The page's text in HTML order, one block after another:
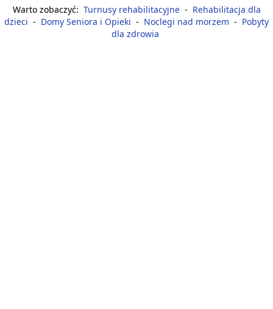
Warto zobaczyć: Turnusy rehabilitacyjne - Rehabilitacja dla
dzieci - Domy Seniora i Opieki - Noclegi nad morzem - Pobyty
dla zdrowia